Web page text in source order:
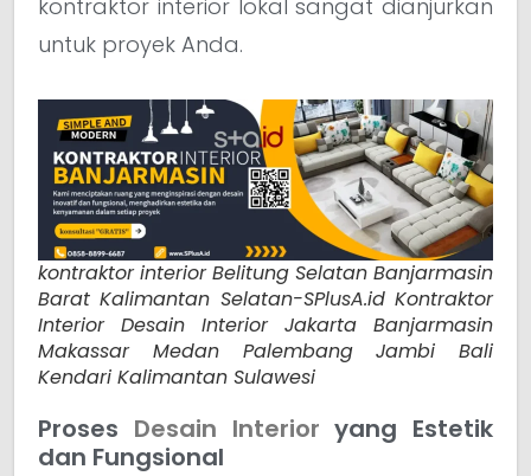
kontraktor interior lokal sangat dianjurkan
untuk proyek Anda.
kontraktor interior Belitung Selatan Banjarmasin
Barat Kalimantan Selatan-SPlusA.id Kontraktor
Interior Desain Interior Jakarta Banjarmasin
Makassar Medan Palembang Jambi Bali
Kendari Kalimantan Sulawesi
Proses Desain Interior yang Estetik
dan Fungsional